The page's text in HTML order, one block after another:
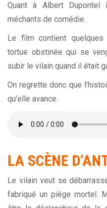
Quant à Albert
méchants de comédie.
Le film contient
tortue obstinée qui se
subir le vilain quand il était
On regrette donc que
qu’elle avance.
LA SCÈNE
Le vilain veut se
fabriqué un piège mortel.